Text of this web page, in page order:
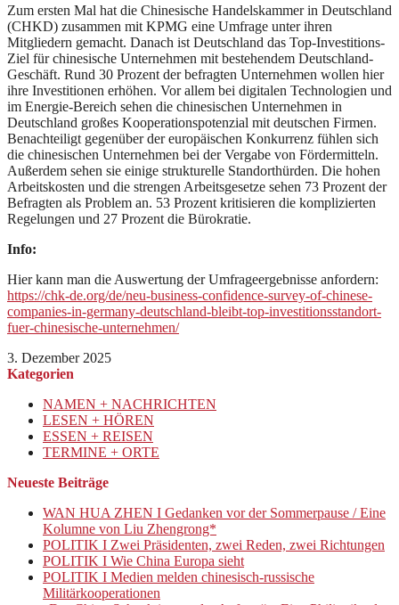
Zum ersten Mal hat die Chinesische Handelskammer in Deutschland
(CHKD) zusammen mit KPMG eine Umfrage unter ihren
Mitgliedern gemacht. Danach ist Deutschland das Top-Investitions-
Ziel für chinesische Unternehmen mit bestehendem Deutschland-
Geschäft. Rund 30 Prozent der befragten Unternehmen wollen hier
ihre Investitionen erhöhen. Vor allem bei digitalen Technologien und
im Energie-Bereich sehen die chinesischen Unternehmen in
Deutschland großes Kooperationspotenzial mit deutschen Firmen.
Benachteiligt gegenüber der europäischen Konkurrenz fühlen sich
die chinesischen Unternehmen bei der Vergabe von Fördermitteln.
Außerdem sehen sie einige strukturelle Standorthürden. Die hohen
Arbeitskosten und die strengen Arbeitsgesetze sehen 73 Prozent der
Befragten als Problem an. 53 Prozent kritisieren die komplizierten
Regelungen und 27 Prozent die Bürokratie.
Info:
Hier kann man die Auswertung der Umfrageergebnisse anfordern:
https://chk-de.org/de/neu-business-confidence-survey-of-chinese-
companies-in-germany-deutschland-bleibt-top-investitionsstandort-
fuer-chinesische-unternehmen/
3. Dezember 2025
Kategorien
NAMEN + NACHRICHTEN
LESEN + HÖREN
ESSEN + REISEN
TERMINE + ORTE
Neueste Beiträge
WAN HUA ZHEN I Gedanken vor der Sommerpause / Eine
Kolumne von Liu Zhengrong*
POLITIK I Zwei Präsidenten, zwei Reden, zwei Richtungen
POLITIK I Wie China Europa sieht
POLITIK I Medien melden chinesisch-russische
Militärkooperationen